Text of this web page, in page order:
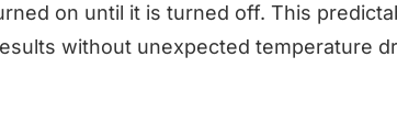
on until it is turned off. This
without unexpected temperature